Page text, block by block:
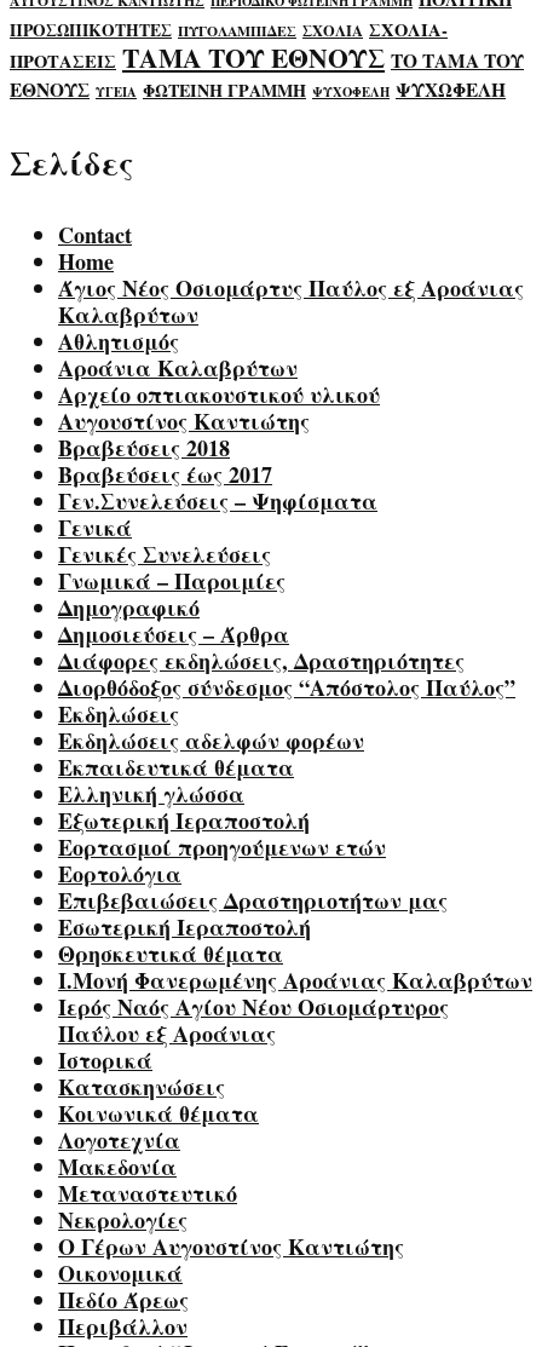
ΠΡΟΣΩΠΙΚΟΤΗΤΕΣ ΠΥΓΟΛΑΜΠΙΔΕΣ ΣΧΟΛΙΑ ΣΧΟΛΙΑ-
ΠΡΟΤΑΣΕΙΣ ΤΑΜΑ ΤΟΥ ΕΘΝΟΥΣ ΤΟ ΤΑΜΑ ΤΟΥ
ΕΘΝΟΥΣ ΥΓΕΙΑ ΦΩΤΕΙΝΗ ΓΡΑΜΜΗ ΨΥΧΟΦΕΛΗ ΨΥΧΩΦΕΛΗ
Σελίδες
Contact
Home
Άγιος Νέος Οσιομάρτυς Παύλος εξ Αροάνιας
Καλαβρύτων
Αθλητισμός
Αροάνια Καλαβρύτων
Αρχείο οπτιακουστικού υλικού
Αυγουστίνος Καντιώτης
Βραβεύσεις 2018
Βραβεύσεις έως 2017
Γεν.Συνελεύσεις – Ψηφίσματα
Γενικά
Γενικές Συνελεύσεις
Γνωμικά – Παροιμίες
Δημογραφικό
Δημοσιεύσεις – Άρθρα
Διάφορες εκδηλώσεις, Δραστηριότητες
Διορθόδοξος σύνδεσμος “Απόστολος Παύλος”
Εκδηλώσεις
Εκδηλώσεις αδελφών φορέων
Εκπαιδευτικά θέματα
Ελληνική γλώσσα
Εξωτερική Ιεραποστολή
Εορτασμοί προηγούμενων ετών
Εορτολόγια
Επιβεβαιώσεις Δραστηριοτήτων μας
Εσωτερική Ιεραποστολή
Θρησκευτικά θέματα
Ι.Μονή Φανερωμένης Αροάνιας Καλαβρύτων
Ιερός Ναός Αγίου Νέου Οσιομάρτυρος
Παύλου εξ Αροάνιας
Ιστορικά
Κατασκηνώσεις
Κοινωνικά θέματα
Λογοτεχνία
Μακεδονία
Μεταναστευτικό
Νεκρολογίες
Ο Γέρων Αυγουστίνος Καντιώτης
Οικονομικά
Πεδίο Άρεως
Περιβάλλον